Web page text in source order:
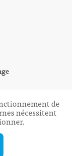
de
nécessitent